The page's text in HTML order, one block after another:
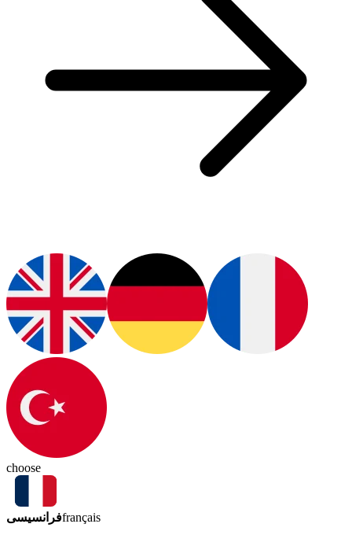
choose
فرانسیسیfrançais